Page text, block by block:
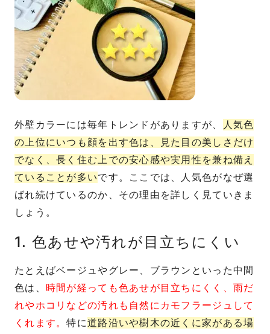
外壁カラーには毎年トレンドがありますが、
人気色
の上位にいつも顔を出す色は、見た目の美しさだけ
でなく、長く住む上での安心感や実用性を兼ね備え
ていることが多いです。ここでは、人気色がなぜ選
ばれ続けているのか、その理由を詳しく見ていきま
しょう。
1. 色あせや汚れが目立ちにくい
たとえばベージュやグレー、ブラウンといった中間
色は、 時間が経っても色あせが目立ちにくく、雨だ
れやホコリなどの汚れも自然にカモフラージュして
くれます。特に道路沿いや樹木の近くに家がある場